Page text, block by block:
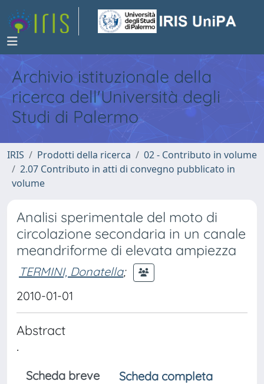
Archivio istituzionale della
ricerca dell'Università degli
Studi di Palermo
IRIS Prodotti della ricerca
02 - Contributo in volume
2.07 Contributo in atti di convegno pubblicato in
volume
Analisi sperimentale del moto di
circolazione secondaria in un canale
meandriforme di elevata ampiezza
TERMINI, Donatella;
2010-01-01
Abstract
.
Scheda breve
Scheda completa